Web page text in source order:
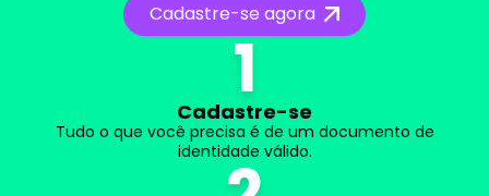
Cadastre-se agora
1
Cadastre-se
Tudo o que você precisa é de um documento de
identidade válido.